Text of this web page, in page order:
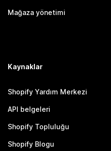
Mağaza yönetimi
Kaynaklar
Shopify Yardım Merkezi
API belgeleri
Shopify Topluluğu
Shopify Blogu